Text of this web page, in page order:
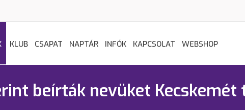
KLUB CSAPAT NAPTÁR INFÓK KAPCSOLAT WEBSHOP
beírták nevüket